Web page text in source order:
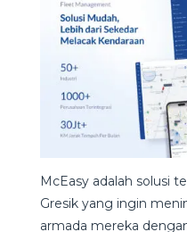
McEasy adalah solusi
Gresik yang ingin
armada mereka